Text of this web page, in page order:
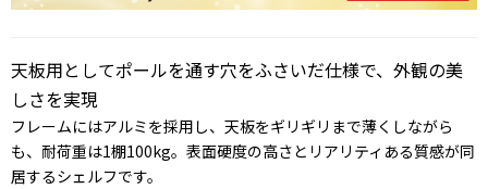
天板用としてポールを通す穴をふさいだ仕様で、外観の美
しさを実現
フレームにはアルミを採用し、天板をギリギリまで薄くしながら
も、耐荷重は1棚100kg。表面硬度の高さとリアリティある質感が同
居するシェルフです。